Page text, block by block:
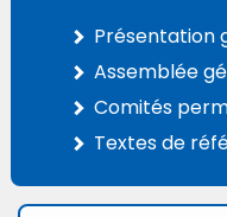
Présentation
Assemblée
Comités
Textes de